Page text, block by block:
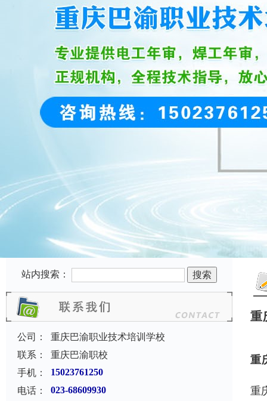
站内搜索：
公司：
重庆巴渝职业技术培训学校
联系：
重庆巴渝职校
手机：
15023761250
电话： 023-68609930
重
重
重